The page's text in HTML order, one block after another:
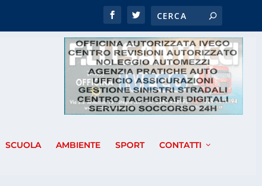
SCUOLA AMBIENTE SPORT CONTATTI